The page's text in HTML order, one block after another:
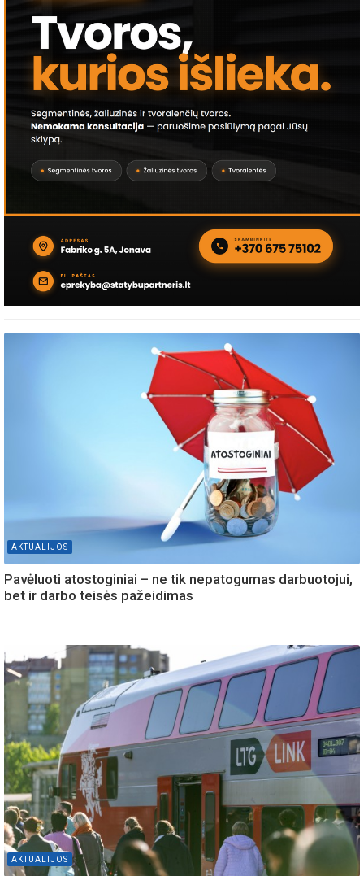
AKTUALIJOS
Pavėluoti atostoginiai – ne tik nepatogumas darbuotojui,
bet ir darbo teisės pažeidimas
AKTUALIJOS